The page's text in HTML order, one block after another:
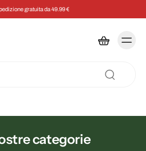
gratuita da 49.99 €
categorie